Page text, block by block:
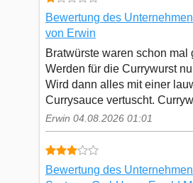
Bewertung des
von Erwin
Bratwürste waren schon mal
Werden für die Currywurst
Wird dann alles mit einer
Currysauce vertuscht.
Erwin 04.08.2026 01:01
Bewertung des